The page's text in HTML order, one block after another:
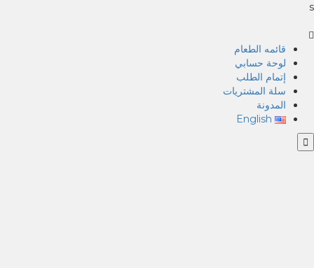
s
قائمه الطعام
لوحة حسابي
إتمام الطلب
سلة المشتريات
المدونة
English